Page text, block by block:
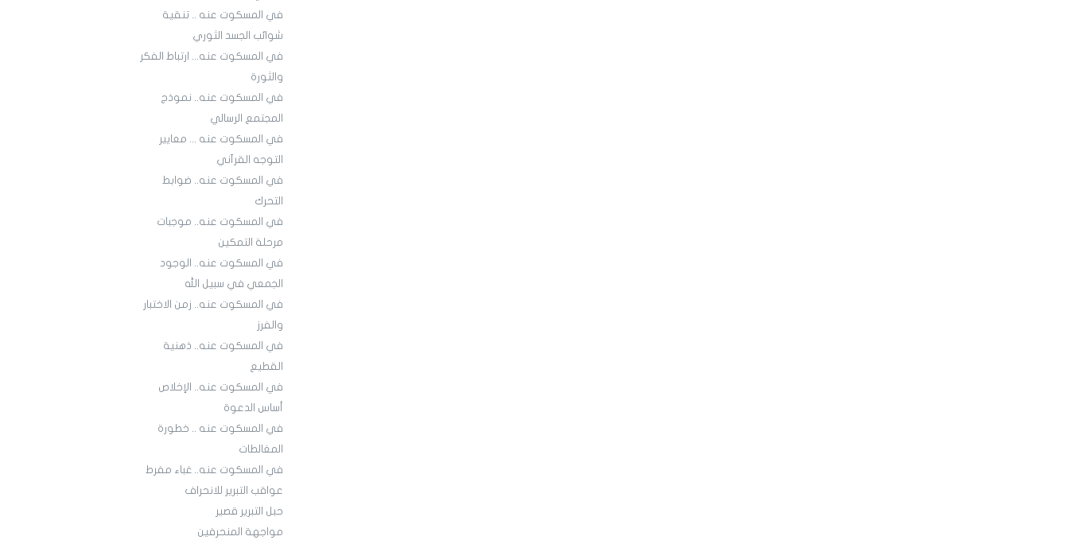
في المسكوت عنه .. تنقية
شوائب الجسد الثوري
في المسكوت عنه... ارتباط الفكر
والثورة
في المسكوت عنه.. نموذج
المجتمع الرسالي
في المسكوت عنه ... معايير
التوجه القرآني
في المسكوت عنه.. ضوابط
التحرك
في المسكوت عنه.. موجبات
مرحلة التمكين
في المسكوت عنه.. الوجود
الجمعي في سبيل الله
في المسكوت عنه.. زمن الاختبار
والفرز
في المسكوت عنه.. ذهنية
القطيع
في المسكوت عنه.. الإخلاص
أساس الدعوة
في المسكوت عنه .. خطورة
المغالطات
في المسكوت عنه.. غباء مفرط
عواقب التبرير للانحراف
حبل التبرير قصير
مواجهة المنحرفين